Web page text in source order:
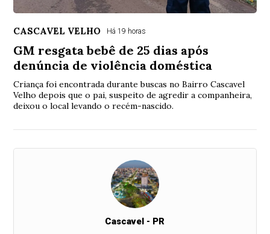
CASCAVEL VELHO Há 19 horas
GM resgata bebê de 25 dias após
denúncia de violência doméstica
Criança foi encontrada durante buscas no Bairro Cascavel
Velho depois que o pai, suspeito de agredir a companheira,
deixou o local levando o recém-nascido.
Cascavel - PR